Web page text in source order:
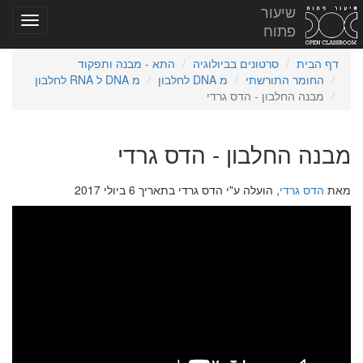
שיעור
פתוח
דף הבית סרטונים בביולוגיה
התא - מבנה ותפקוד
החומר התורשתי
מ DNA לחלבון
מ DNA ל RNA לחלבון
מבנה החלבון - הדס גרדי
מבנה החלבון - הדס גרדי
מאת הדס גרדי, הועלה ע"י הדס גרדי בתאריך 6 ביולי 2017